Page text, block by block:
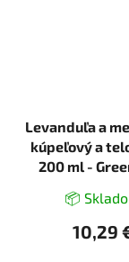
Levanduľa a
kúpeľový a
200 ml -
📦
10,29